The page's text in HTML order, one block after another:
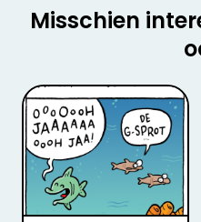
Misschien